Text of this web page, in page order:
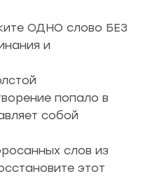
ОДНО слово БЕЗ
и
попало в
собой
слов из
этот